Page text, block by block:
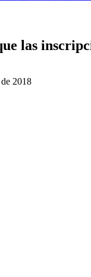
las
2018